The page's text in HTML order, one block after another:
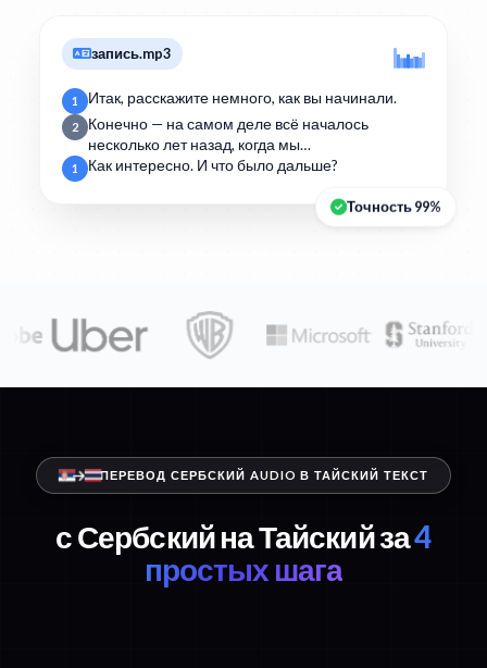
запись.mp3
1 Итак, расскажите немного, как вы начинали.
2
Конечно — на самом деле всё началось
несколько лет назад, когда мы…
1 Как интересно. И что было дальше?
Точность 99%
ПЕРЕВОД СЕРБСКИЙ AUDIO В ТАЙСКИЙ ТЕКСТ
с Сербский на Тайский за4
простых шага